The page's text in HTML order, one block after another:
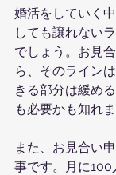
婚活をしていく
しても譲れない
でしょう。お見
ら、そのライン
きる部分は緩め
も必要かも知れま
また、お見合い
事です。月に